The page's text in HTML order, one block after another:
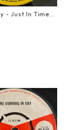
- Just In Time